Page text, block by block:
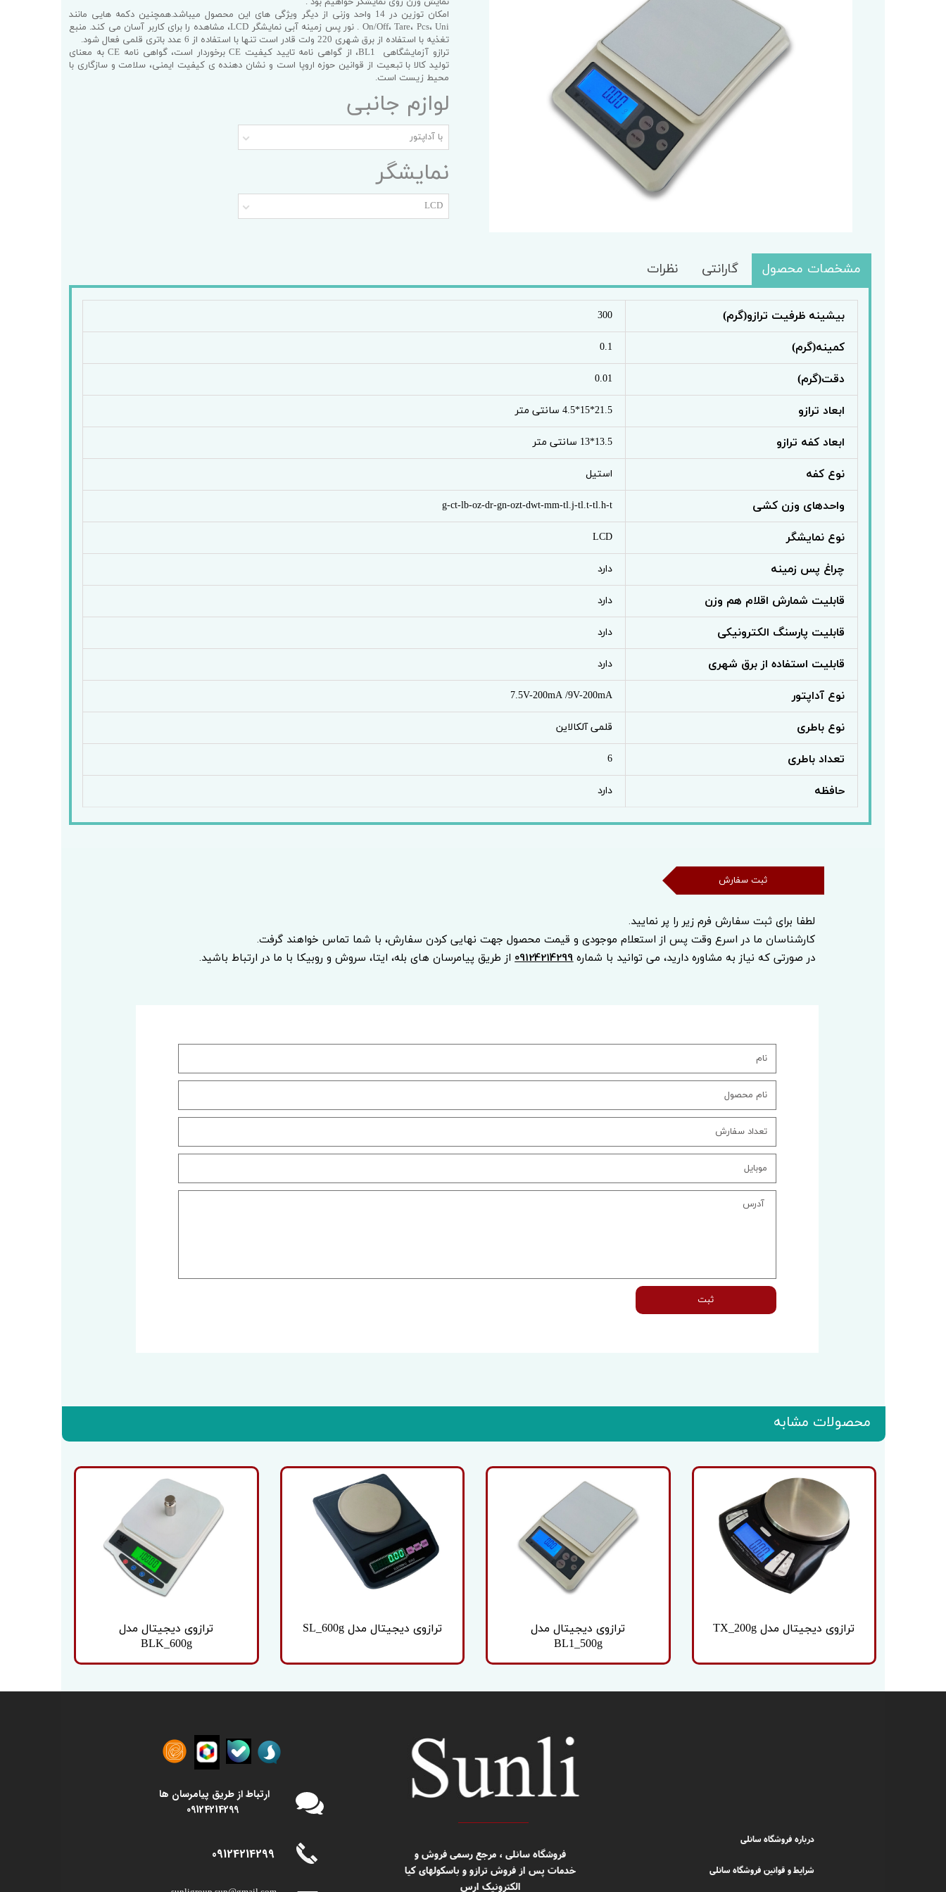
کابل تغذیه آداپتور
امکان توزین در 14 واحد وزنی از دیگر ویژگی های این محصول میباشد.همچنین دکمه هایی مانند
On/Off، Tare، Pcs، Uni . نور پس زمینه آبی نمایشگر LCD، مشاهده را برای کاربر آسان می کند.
منبع
تغذیه با استفاده از برق شهری 220 ولت قادر است تنها با استفاده از 6 عدد باتری قلمی فعال شود.
ترازو آزمایشگاهی BL1، از گواهی نامه تایید کیفیت CE برخوردار است، گواهی نامه CE به معنای
تولید کالا با تبعیت از قوانین حوزه اروپا است و نشان دهنده ی کیفیت ایمنی، سلامت و سازگاری با
محیط زیست است.
لوازم جانبی
با آداپتور
نمایشگر
LCD
مشخصات محصول گارانتی نظرات
بیشینه ظرفیت ترازو(گرم) 300
کمینه(گرم) 0.1
دقت(گرم) 0.01
ابعاد ترازو 21.5*15*4.5 سانتی متر
ابعاد کفه ترازو 13.5*13 سانتی متر
نوع کفه استیل
واحدهای وزن کشی g-ct-lb-oz-dr-gn-ozt-dwt-mm-tl.j-tl.t-tl.h-t
نوع نمایشگر LCD
چراغ پس زمینه دارد
قابلیت شمارش اقلام هم وزن دارد
قابلیت پارسنگ الکترونیکی دارد
قابلیت استفاده از برق شهری دارد
نوع آداپتور 7.5V-200mA /9V-200mA
نوع باطری قلمی آلکالاین
تعداد باطری 6
حافظه دارد
ثبت
ثبت سفارش
لطفا برای ثبت سفارش فرم زیر را پر نمایید.
کارشناسان ما در اسرع وقت پس از استعلام موجودی و قیمت محصول جهت نهایی کردن سفارش، با شما تماس خواهند گرفت.
در صورتی که نیاز به مشاوره دارید، می توانید با شماره09124214299از طریق پیامرسان های بله، ایتا، سروش و روبیکا با ما در ارتباط باشید.
ثبت سفارش
محصولات مشابه
ترازوی دیجیتال مدل TX_200g
ترازوی دیجیتال مدل
BL1_500g
ترازوی دیجیتال مدل SL_600g
ترازوی دیجیتال مدل
BLK_600g
​​فروشگاه سانلی ، مرجع رسمی فروش و
خدمات پس از فروش ترازو و باسکولهای کیا
الکترونیک ارس
درباره فروشگاه سانلی
شرایط و قوانین فروشگاه سانلی
​​ارتباط از طریق پیامرسان ها
09124214299
09124214299